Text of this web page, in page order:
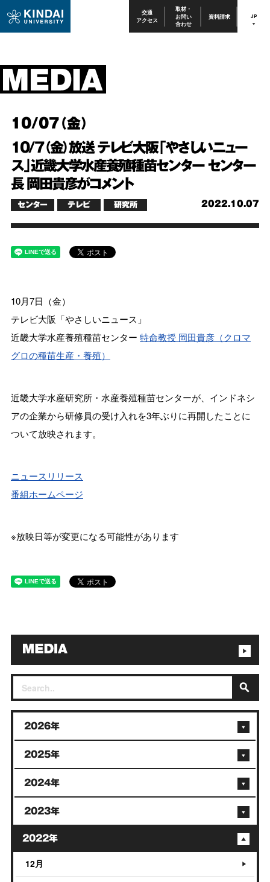
交通
アクセス
取材・
お問い
合わせ
資料請求 JP
10/07（金）
10/7（金）放送 テレビ大阪「やさしいニュー
ス」近畿大学水産養殖種苗センター センター
長 岡田貴彦がコメント
2022.10.07
センター テレビ 研究所
10月7日（金）
テレビ大阪「やさしいニュース」
近畿大学水産養殖種苗センター 特命教授 岡田貴彦（クロマ
グロの種苗生産・養殖）
近畿大学水産研究所・水産養殖種苗センターが、インドネシ
アの企業から研修員の受け入れを3年ぶりに再開したことに
ついて放映されます。
ニュースリリース
番組ホームページ
※放映日等が変更になる可能性があります
2026年
2025年
2024年
2023年
2022年
12月